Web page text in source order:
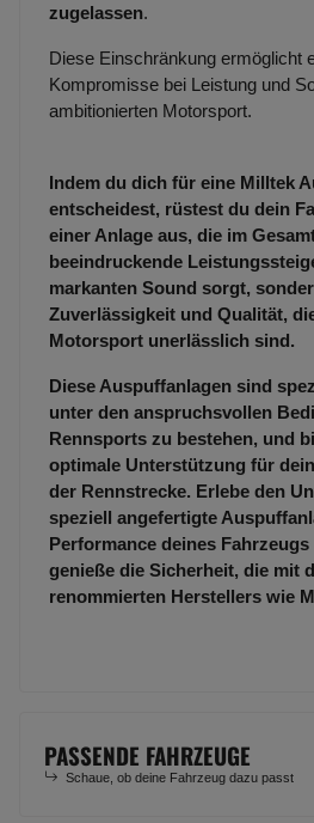
zugelassen.
Diese Einschränkung ermöglicht
Kompromisse bei Leistung und
ambitionierten Motorsport.
Indem du dich für eine Milltek
entscheidest, rüstest du dein
einer Anlage aus, die im
beeindruckende
markanten Sound sorgt,
Zuverlässigkeit und Qualität,
Motorsport unerlässlich sind.
Diese Auspuffanlagen sind
unter den anspruchsvollen
Rennsports zu bestehen, und
optimale Unterstützung für
der Rennstrecke. Erlebe den
speziell angefertigte
Performance deines
genieße die Sicherheit, die mit
renommierten Herstellers wie
PASSENDE FAHRZEUGE
Schaue, ob deine Fahrzeug dazu passt